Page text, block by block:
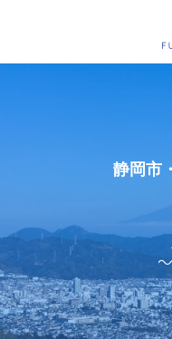
静岡市